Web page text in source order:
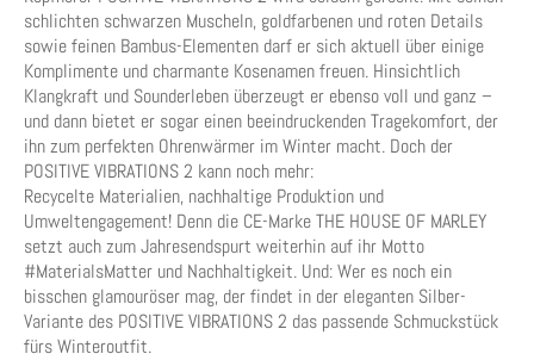
schlichten schwarzen Muscheln, goldfarbenen und roten Details
sowie feinen Bambus-Elementen darf er sich aktuell über einige
Komplimente und charmante Kosenamen freuen. Hinsichtlich
Klangkraft und Sounderleben überzeugt er ebenso voll und ganz –
und dann bietet er sogar einen beeindruckenden Tragekomfort, der
ihn zum perfekten Ohrenwärmer im Winter macht. Doch der
POSITIVE VIBRATIONS 2 kann noch mehr:
Recycelte Materialien, nachhaltige Produktion und
Umweltengagement! Denn die CE-Marke THE HOUSE OF MARLEY
setzt auch zum Jahresendspurt weiterhin auf ihr Motto
#MaterialsMatter und Nachhaltigkeit. Und: Wer es noch ein
bisschen glamouröser mag, der findet in der eleganten Silber-
Variante des POSITIVE VIBRATIONS 2 das passende Schmuckstück
fürs Winteroutfit.